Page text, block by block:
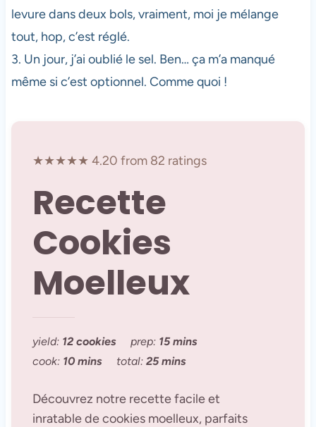
levure dans deux bols, vraiment, moi je mélange
tout, hop, c’est réglé.
3. Un jour, j’ai oublié le sel. Ben… ça m’a manqué
même si c’est optionnel. Comme quoi !
★★★★★ 4.20 from 82 ratings
Recette
Cookies
Moelleux
yield: 12 cookies prep: 15 mins
cook: 10 mins total: 25 mins
Découvrez notre recette facile et
inratable de cookies moelleux, parfaits